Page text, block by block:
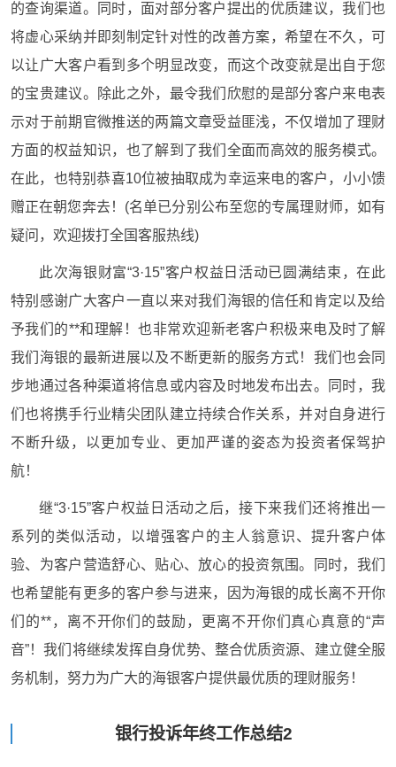
的查询渠道。同时，面对部分客户提出的优质建议，我们也
将虚心采纳并即刻制定针对性的改善方案，希望在不久，可
以让广大客户看到多个明显改变，而这个改变就是出自于您
的宝贵建议。除此之外，最令我们欣慰的是部分客户来电表
示对于前期官微推送的两篇文章受益匪浅，不仅增加了理财
方面的权益知识，也了解到了我们全面而高效的服务模式。
在此，也特别恭喜10位被抽取成为幸运来电的客户，小小馈
赠正在朝您奔去！(名单已分别公布至您的专属理财师，如有
疑问，欢迎拨打全国客服热线)
此次海银财富“3·15”客户权益日活动已圆满结束，在此
特别感谢广大客户一直以来对我们海银的信任和肯定以及给
予我们的**和理解！也非常欢迎新老客户积极来电及时了解
我们海银的最新进展以及不断更新的服务方式！我们也会同
步地通过各种渠道将信息或内容及时地发布出去。同时，我
们也将携手行业精尖团队建立持续合作关系，并对自身进行
不断升级，以更加专业、更加严谨的姿态为投资者保驾护
航！
继“3·15”客户权益日活动之后，接下来我们还将推出一
系列的类似活动，以增强客户的主人翁意识、提升客户体
验、为客户营造舒心、贴心、放心的投资氛围。同时，我们
也希望能有更多的客户参与进来，因为海银的成长离不开你
们的**，离不开你们的鼓励，更离不开你们真心真意的“声
音”！我们将继续发挥自身优势、整合优质资源、建立健全服
务机制，努力为广大的海银客户提供最优质的理财服务！
银行投诉年终工作总结2